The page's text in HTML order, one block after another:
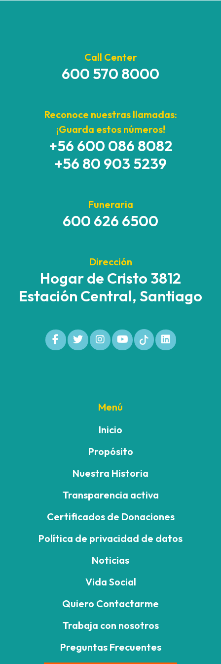
Call Center
600 570 8000
Reconoce nuestras llamadas:
¡Guarda estos números!
+56 600 086 8082
+56 80 903 5239
Funeraria
600 626 6500
Dirección
Hogar de Cristo 3812
Estación Central, Santiago
Menú
Inicio
Propósito
Nuestra Historia
Transparencia activa
Certificados de Donaciones
Política de privacidad de datos
Noticias
Vida Social
Quiero Contactarme
Trabaja con nosotros
Preguntas Frecuentes